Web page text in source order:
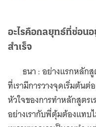
อะไรคือกลยุทธ์ที่ซ่อน
สำเร็จ
ธนา : อย่างแรกหลักสู
ที่เรามีการวางจุดเริ่มต้น
หัวใจของการทำหลักสูตร
อย่างเรากับพี่ตุ้มต้องแทบ